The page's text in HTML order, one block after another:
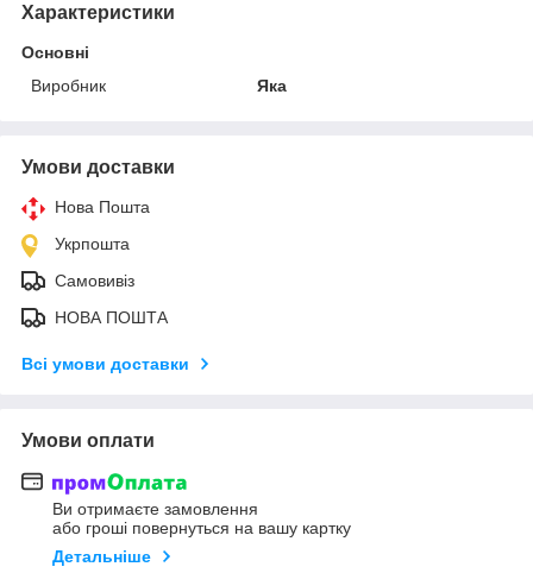
Характеристики
Основні
Виробник
Яка
Умови доставки
Нова Пошта
Укрпошта
Самовивіз
НОВА ПОШТА
Всі умови доставки
Умови оплати
Ви отримаєте замовлення
або гроші повернуться на вашу картку
Детальніше